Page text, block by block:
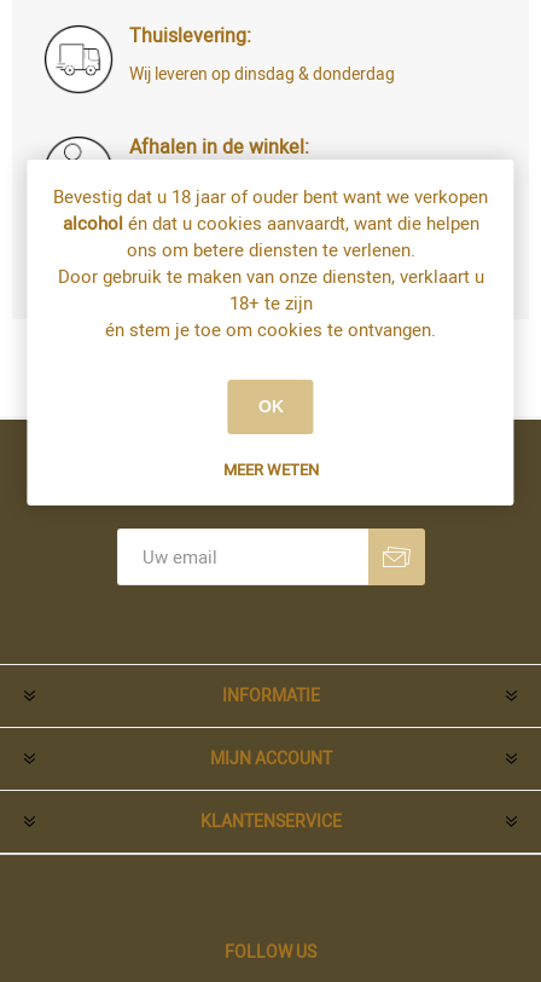
Thuislevering:
Wij leveren op dinsdag & donderdag
Afhalen in de winkel:
Di t.e.m. Za: uw bestelling staat 4u later al
voor u klaar
Bestellingen op zondag en maandag kan u
vanaf dinsdag afhalen
Nieuwsbrief
INFORMATIE
MIJN ACCOUNT
KLANTENSERVICE
FOLLOW US
Bevestig dat u 18 jaar of ouder bent want we verkopen
alcoholén dat u cookies aanvaardt, want die helpen
ons om betere diensten te verlenen.
Door gebruik te maken van onze diensten, verklaart u
18+ te zijn
én stem je toe om cookies te ontvangen.
OK
MEER WETEN